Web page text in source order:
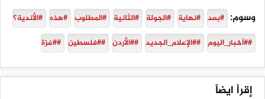
وسوم: #بعد #نهاية #الجولة #الثانية #المطلوب #هذه #الأندية؟
##أخبار_اليوم ##الإعلام_الجديد ##الأردن ##فلسطين ##غزة
إقرأ ايضاً